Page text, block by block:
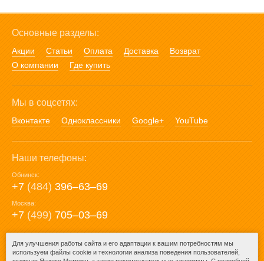
Основные разделы:
Акции Статьи Оплата Доставка
Возврат
О компании
Где купить
Мы в соцсетях:
Вконтакте Одноклассники Google+ YouTube
Наши телефоны:
Обнинск:
+7 (484) 396‒63‒69
Москва:
+7 (499) 705‒03‒69
E-mail:
mail@posuda40.ru
Для улучшения работы сайта и его адаптации к вашим потребностям мы
используем файлы cookie и технологии анализа поведения пользователей,